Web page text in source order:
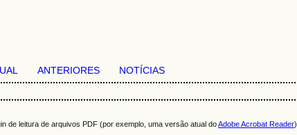
ANTERIORES NOTÍCIAS
de leitura de arquivos PDF (por exemplo, uma versão atual doAdobe Acrobat Reader).